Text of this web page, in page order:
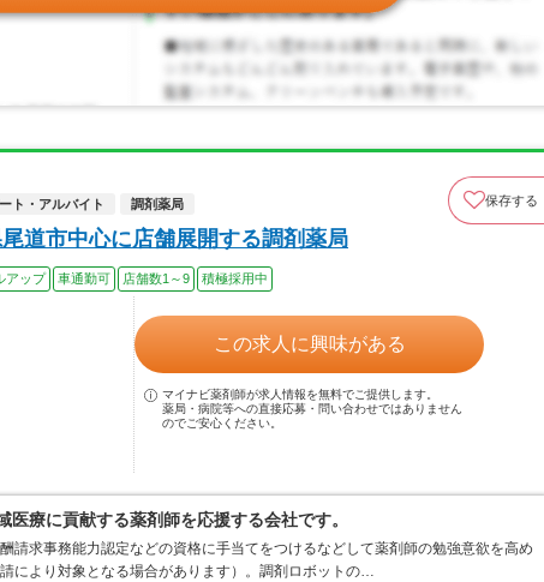
ト・アルバイト 調剤薬局 保存する
道市中心に店舗展開する調剤薬局
アップ 車通勤可 店舗数1～9 積極採用中
この求人に興味がある
マイナビ薬剤師が求人情報を無料でご提供します。
薬局・病院等への直接応募・問い合わせではありません
のでご安心ください。
療に貢献する薬剤師を応援する会社です。
請求事務能力認定などの資格に手当てをつけるなどして薬剤師の勉強意欲を高め
により対象となる場合があります）。調剤ロボットの…